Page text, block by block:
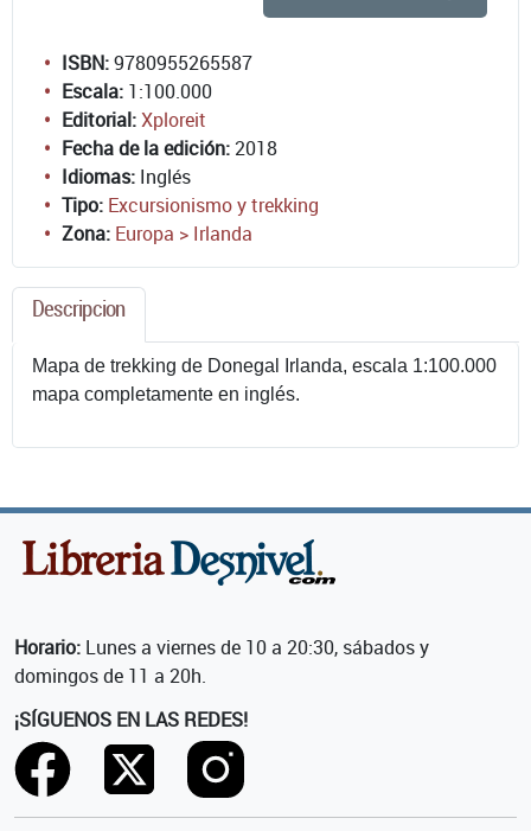
ISBN:9780955265587
Escala: 1:100.000
Editorial:Xploreit
Fecha de la edición:2018
Idiomas: Inglés
Tipo: Excursionismo y trekking
Zona: Europa > Irlanda
Descripcion
Mapa de trekking de Donegal Irlanda, escala 1:100.000
mapa completamente en inglés.
Horario: Lunes a viernes de 10 a 20:30, sábados y
domingos de 11 a 20h.
¡SÍGUENOS EN LAS REDES!